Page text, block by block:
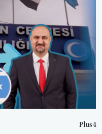
Plus4